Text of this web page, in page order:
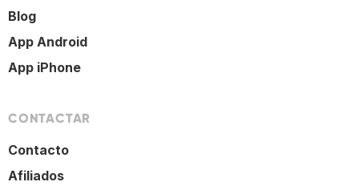
Blog
App Android
App iPhone
CONTACTAR
Contacto
Afiliados